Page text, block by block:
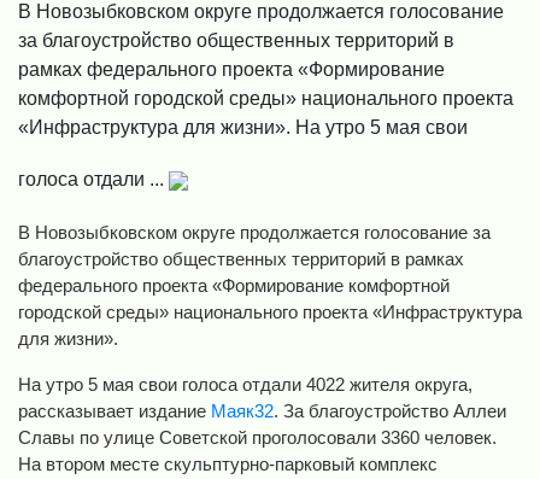
В Новозыбковском округе продолжается голосование
за благоустройство общественных территорий в
рамках федерального проекта «Формирование
комфортной городской среды» национального проекта
«Инфраструктура для жизни». На утро 5 мая свои
голоса отдали ...
В Новозыбковском округе продолжается голосование за
благоустройство общественных территорий в рамках
федерального проекта «Формирование комфортной
городской среды» национального проекта «Инфраструктура
для жизни».
На утро 5 мая свои голоса отдали 4022 жителя округа,
рассказывает издание Маяк32. За благоустройство Аллеи
Славы по улице Советской проголосовали 3360 человек.
На втором месте скульптурно-парковый комплекс